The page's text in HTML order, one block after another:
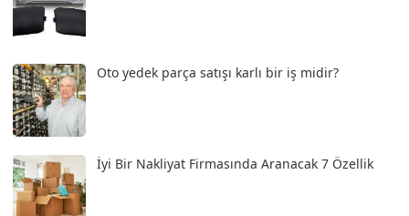
Oto yedek parça satışı karlı bir iş midir?
İyi Bir Nakliyat Firmasında Aranacak 7 Özellik